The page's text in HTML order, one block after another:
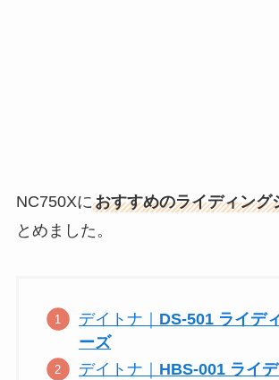
NC750Xにおすすめのライディング
とめました。
デイトナ｜ DS-501 ライデ
ーズ
デイトナ｜ HBS-001 ライ